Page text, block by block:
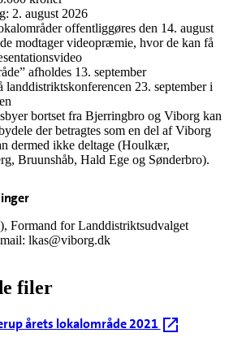
2. august 2026
offentliggøres den 14. august
modtager videopræmie, hvor de kan få
afholdes 13. september
landdistriktskonferencen 23. september i
bortset fra Bjerringbro og Viborg kan
der betragtes som en del af Viborg
dermed ikke deltage (Houlkær,
Bruunshåb, Hald Ege og Sønderbro).
Formand for Landdistriktsudvalget
lkas@viborg.dk
filer
årets lokalområde 2021